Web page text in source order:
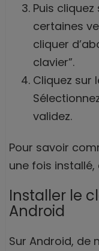
Puis cliquez
certaines
cliquer
clavier”.
Cliquez sur
validez.
Pour savoir
une fois
Installer le
Android
Sur Android, de